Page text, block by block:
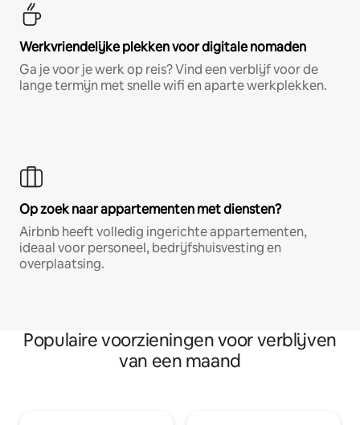
Werkvriendelijke plekken voor digitale nomaden
Ga je voor je werk op reis? Vind een verblijf voor de
lange termijn met snelle wifi en aparte werkplekken.
Op zoek naar appartementen met diensten?
Airbnb heeft volledig ingerichte appartementen,
ideaal voor personeel, bedrijfshuisvesting en
overplaatsing.
Populaire voorzieningen voor verblijven
van een maand